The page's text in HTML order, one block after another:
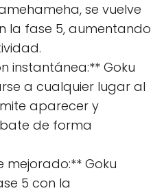
se vuelve
la fase 5, aumentando
instantánea:** Goku
a cualquier lugar al
aparecer y
de forma
mejorado:** Goku
5 con la